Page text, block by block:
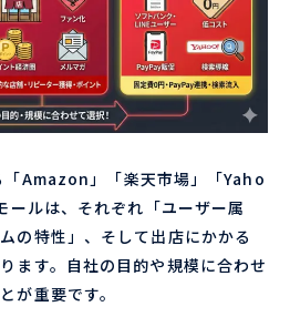
「Amazon」「楽天市場」「Yaho
ルは、それぞれ「ユーザー属
の特性」、そして出店にかかる
ます。自社の目的や規模に合わせ
が重要です。